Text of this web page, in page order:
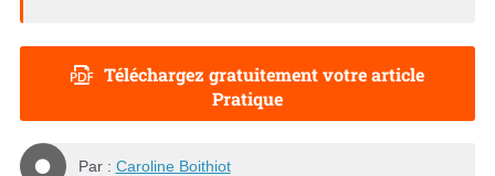
Téléchargez gratuitement votre article
Pratique
Par : Caroline Boithiot